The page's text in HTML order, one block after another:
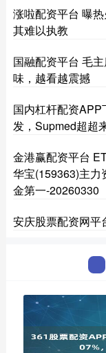
涨啦配资平台 曝
其难以执教
国融配资平台 毛
味，越看越震撼
国内杠杆配资
发，Supmed超超
金港赢配资平台
华宝(159363)主力
金第一-20260330
安庆股票配资网平